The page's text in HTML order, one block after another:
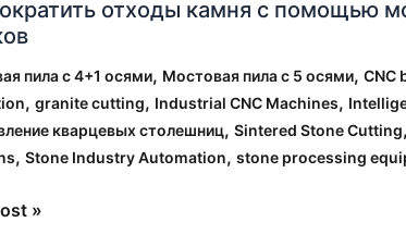
отходы камня с помощью
пила с 4+1 осями, Мостовая пила с 5 осями, CNC
, granite cutting, Industrial CNC Machines,
кварцевых столешниц, Sintered Stone Cutting,
, Stone Industry Automation, stone processing
»